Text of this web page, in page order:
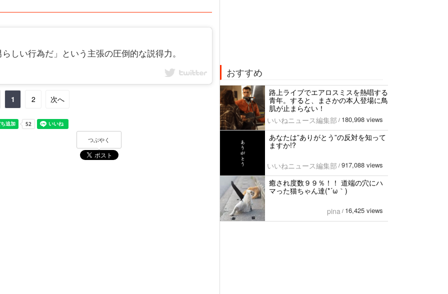
しい行為だ」という主張の圧倒的な説得力。
1 2 次へ
つぶやく
おすすめ
路上ライブでエアロスミスを熱唱する
青年。すると、まさかの本人登場に鳥
肌が止まらない！
いいねニュース編集部 / 180,998 views
あなたは”ありがとう”の反対を知って
ますか!?
いいねニュース編集部 / 917,088 views
癒され度数９９％！！ 道端の穴にハ
マった猫ちゃん達(*´ω｀)
pina / 16,425 views